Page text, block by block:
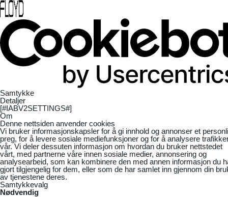
Samtykke
Detaljer
[#IABV2SETTINGS#]
Om
Denne nettsiden anvender cookies
Vi bruker informasjonskapsler for å gi innhold og annonser et
preg, for å levere sosiale mediefunksjoner og for å analysere
vår. Vi deler dessuten informasjon om hvordan du bruker nettstedet
vårt, med partnerne våre innen sosiale medier, annonsering og
analysearbeid, som kan kombinere den med annen informasjon du
gjort tilgjengelig for dem, eller som de har samlet inn gjennom din
av tjenestene deres.
Samtykkevalg
Nødvendig